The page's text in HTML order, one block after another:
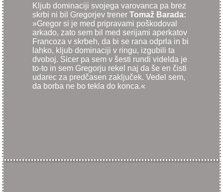
Kljub dominaciji svojega varovanca pa brez
skrbi ni bil Gregorjev trener Tomaž Barada:
»Gregor si je med pripravami poškodoval
arkado, zato sem bil med serijami aperkatov
Francoza v skrbeh, da bi se rana odprla in bi
lahko, kljub dominaciji v ringu, izgubili ta
dvoboj. Sicer pa sem v šesti rundi videlda je
to-to in sem Gregorju rekel naj da še en čisti
udarec za predčasen zaključek. Vedel sem,
da borba ne bo tekla do konca.«